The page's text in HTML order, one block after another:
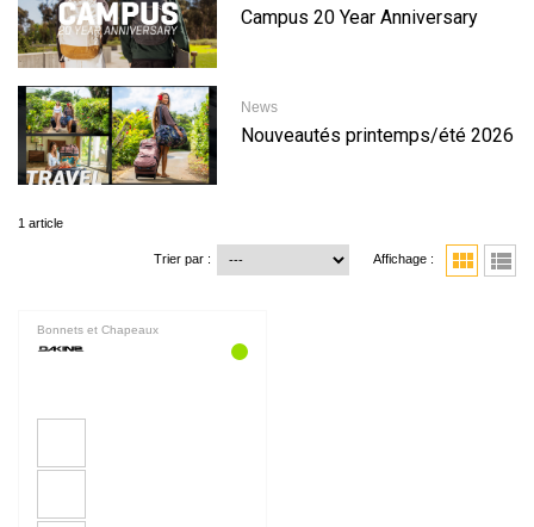
Campus 20 Year Anniversary
News
Nouveautés printemps/été 2026
1 article
Trier par : Affichage : view_module view_list
Bonnets et Chapeaux